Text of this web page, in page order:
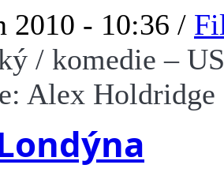
2010 - 10:36 /
/ komedie –
Alex Holdridge